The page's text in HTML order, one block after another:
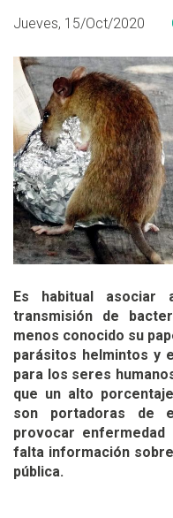
Jueves, 15/Oct/2020
Es habitual
transmisión de
menos conocido su
parásitos helmintos y
para los seres
que un alto
son portadoras de
provocar
falta información
pública.